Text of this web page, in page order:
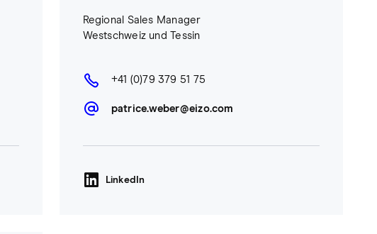
Regional Sales Manager
Westschweiz und Tessin
+41 (0)79 379 51 75
patrice.weber@eizo.com
LinkedIn